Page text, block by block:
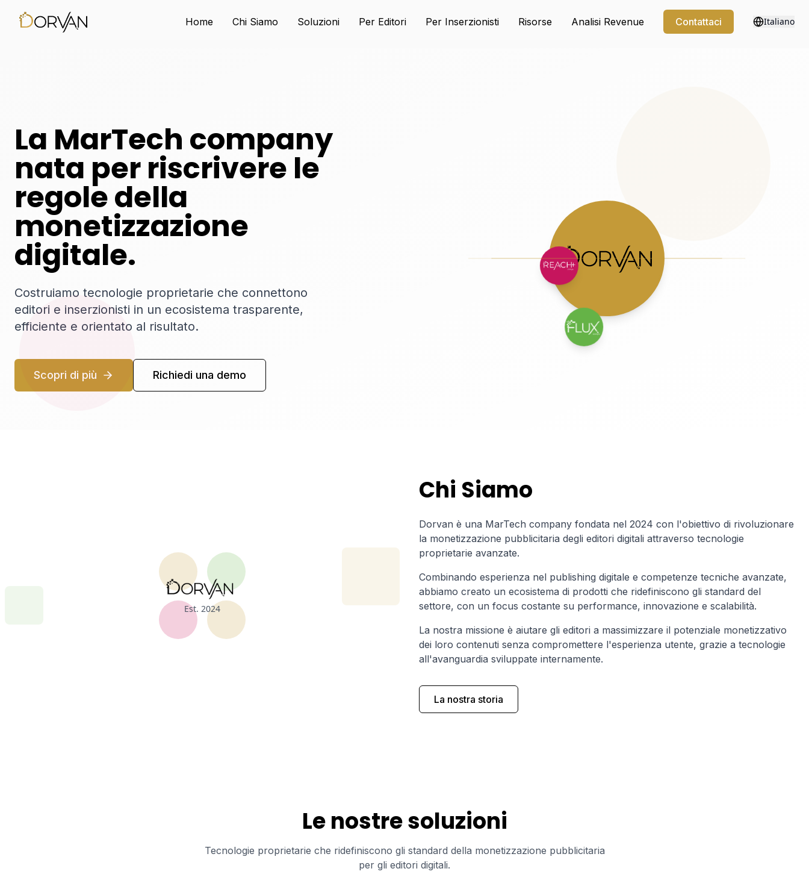
Home Chi Siamo Soluzioni Per Editori Per Inserzionisti Risorse Analisi Revenue Contattaci Italiano
La MarTech company
nata per riscrivere le
regole della
monetizzazione
digitale.
Costruiamo tecnologie proprietarie che connettono
editori e inserzionisti in un ecosistema trasparente,
efficiente e orientato al risultato.
Scopri di più Richiedi una demo
Est. 2024
Chi Siamo
Dorvan è una MarTech company fondata nel 2024 con l'obiettivo di rivoluzionare
la monetizzazione pubblicitaria degli editori digitali attraverso tecnologie
proprietarie avanzate.
Combinando esperienza nel publishing digitale e competenze tecniche avanzate,
abbiamo creato un ecosistema di prodotti che ridefiniscono gli standard del
settore, con un focus costante su performance, innovazione e scalabilità.
La nostra missione è aiutare gli editori a massimizzare il potenziale monetizzativo
dei loro contenuti senza compromettere l'esperienza utente, grazie a tecnologie
all'avanguardia sviluppate internamente.
La nostra storia
Le nostre soluzioni
Tecnologie proprietarie che ridefiniscono gli standard della monetizzazione pubblicitaria
per gli editori digitali.